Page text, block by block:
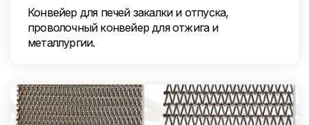
Конвейер для печей закалки и отпуска,
проволочный конвейер для отжига и
металлургии.